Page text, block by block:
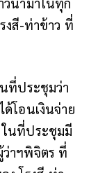
งสี-ท่าข้าว ที่
ที่ประชุมว่า
โอนเงินจ่าย
ในที่ประชุมมี
ว่าฯพิจิตร ที่